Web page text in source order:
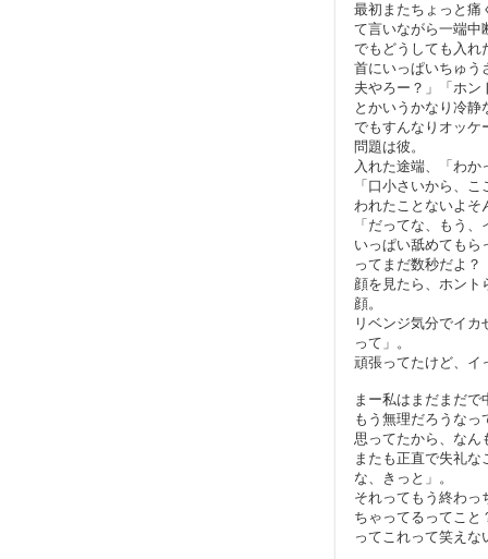
最初またちょっと痛
て言いながら一端中
でもどうしても入れ
首にいっぱいちゅう
夫やろー？」「ホン
とかいうかなり冷静
でもすんなりオッケ
問題は彼。
入れた途端、「わか
「口小さいから、
われたことないよそ
「だってな、もう
いっぱい舐めてもら
ってまだ数秒だよ
顔を見たら、ホント
顔。
リベンジ気分でイ
って」。
頑張ってたけど、イ
まー私はまだまだ
もう無理だろうなっ
思ってたから、なん
またも正直で失礼
な、きっと」。
それってもう終わっ
ちゃってるってこと
ってこれって笑えな